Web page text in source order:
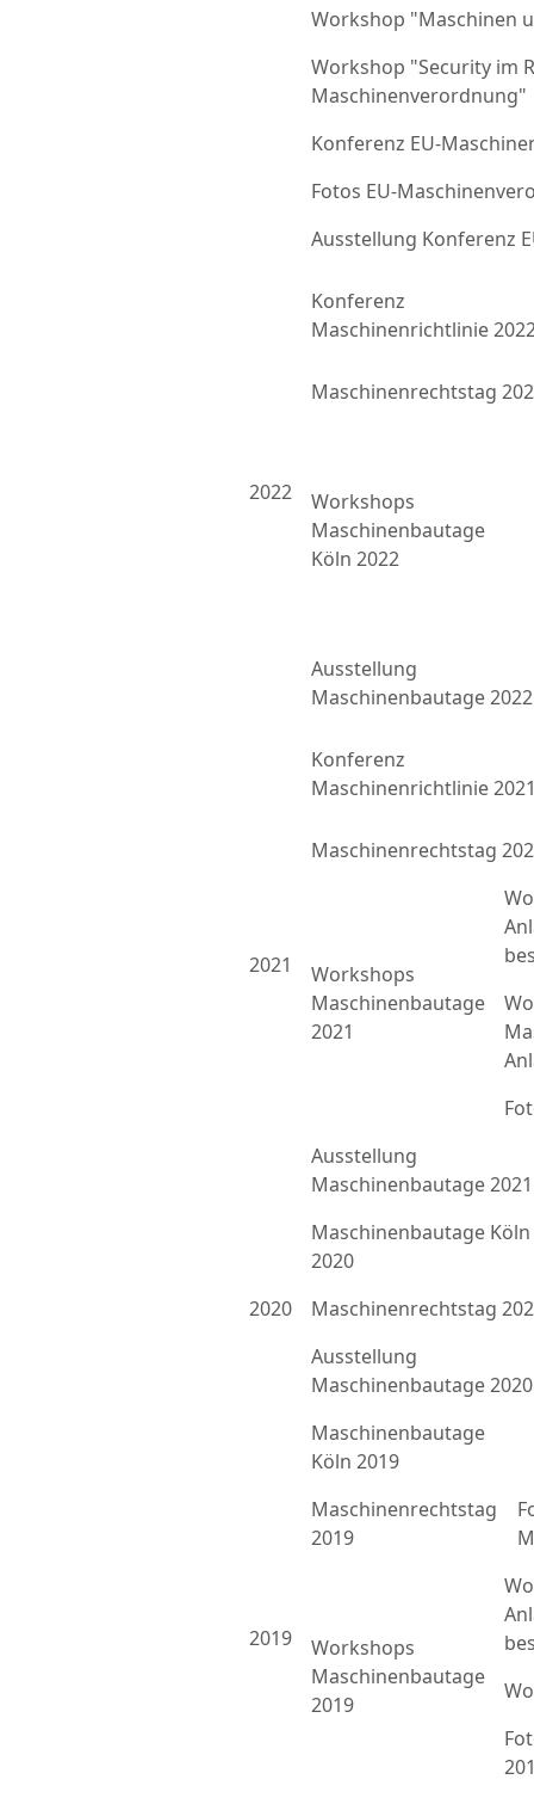
Workshop "Maschinen
Workshop "Security im
Maschinenverordnung"
Konferenz EU-
Fotos EU-
Ausstellung Konferenz
2022
Konferenz
Maschinenrichtlinie
Maschinenrechtstag
Workshops
Maschinenbautage
Köln 2022
Ausstellung
Maschinenbautage 2022
2021
Konferenz
Maschinenrichtlinie
Maschinenrechtstag
Workshops
Maschinenbautage
2021
Ausstellung
Maschinenbautage 2021
2020
Maschinenbautage Köln
2020
Maschinenrechtstag
Ausstellung
Maschinenbautage 2020
2019
Maschinenbautage
Köln 2019
Maschinenrechtstag
2019
Workshops
Maschinenbautage
2019